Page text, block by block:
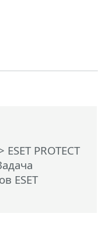
ESET PROTECT
ESET